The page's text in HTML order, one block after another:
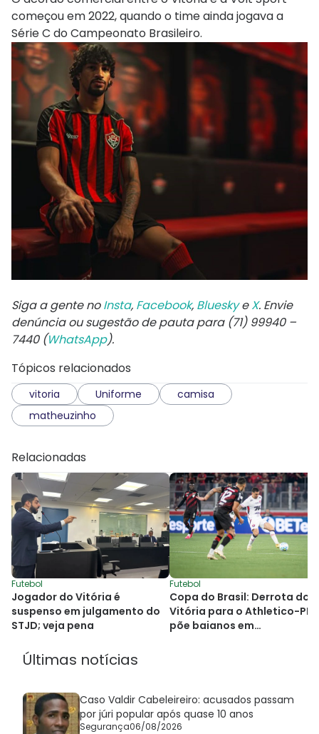
começou em 2022, quando o time ainda jogava a
Série C do Campeonato Brasileiro.
Siga a gente noInsta, Facebook, BlueskyeX. Envie
denúncia ou sugestão de pauta para (71) 99940 –
7440 (WhatsApp).
Tópicos relacionados
vitoria Uniforme
camisa
matheuzinho
Relacionadas
Futebol
Jogador do Vitória é
suspenso em julgamento do
STJD; veja pena
Futebol
Copa do Brasil: Derrota do
Vitória para o Athletico-PR
põe baianos em
Últimas notícias
Caso Valdir Cabeleireiro: acusados passam
por júri popular após quase 10 anos
Segurança06/08/2026